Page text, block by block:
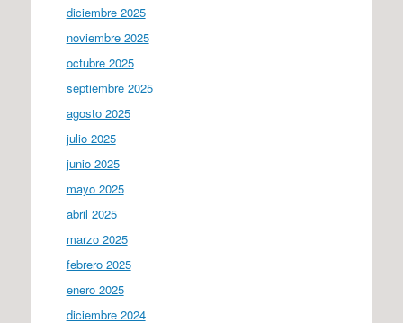
diciembre 2025
noviembre 2025
octubre 2025
septiembre 2025
agosto 2025
julio 2025
junio 2025
mayo 2025
abril 2025
marzo 2025
febrero 2025
enero 2025
diciembre 2024